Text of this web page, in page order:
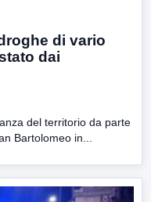
di vario
dai
del territorio da parte
Bartolomeo in...